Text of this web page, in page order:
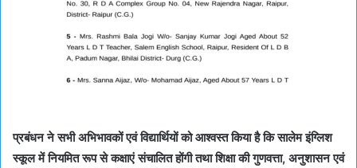
प्रबंधन ने सभी अभिभावकों एवं विद्यार्थियों को आश्वस्त किया है कि सालेम इंग्लिश
स्कूल में नियमित रूप से कक्षाएं संचालित होंगी तथा शिक्षा की गुणवत्ता, अनुशासन एवं